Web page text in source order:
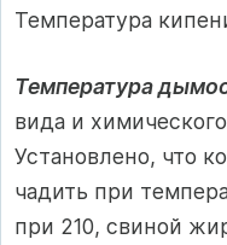
Температура
Температура
вида и
Установлено, что
чадить при
при 210, свиной